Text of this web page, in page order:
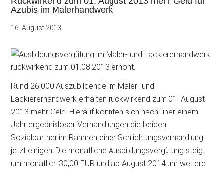
Azubis im Malerhandwerk
16. August 2013
Rund 26.000 Auszubildende im Maler- und
Lackiererhandwerk erhalten rückwirkend zum 01. August
2013 mehr Geld. Hierauf konnten sich nach über einem
Jahr ergebnisloser Verhandlungen die beiden
Sozialpartner im Rahmen einer Schlichtungsverhandlung
jetzt einigen. Die monatliche Ausbildungsvergütung steigt
um monatlich 30,00 EUR und ab August 2014 um weitere